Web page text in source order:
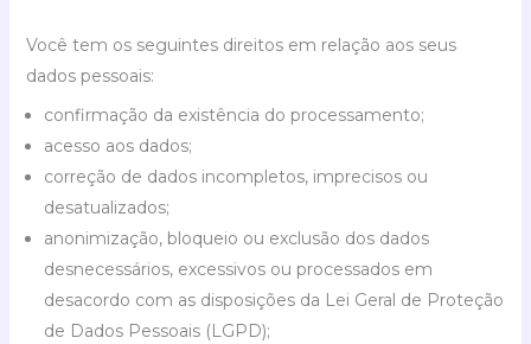
Você tem os seguintes direitos em relação aos seus
dados pessoais:
confirmação da existência do processamento;
acesso aos dados;
correção de dados incompletos, imprecisos ou
desatualizados;
anonimização, bloqueio ou exclusão dos dados
desnecessários, excessivos ou processados em
desacordo com as disposições da Lei Geral de Proteção
de Dados Pessoais (LGPD);